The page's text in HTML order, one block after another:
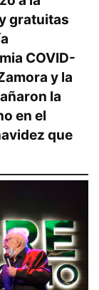
gratuitas
COVID-
y la
la
en el
que